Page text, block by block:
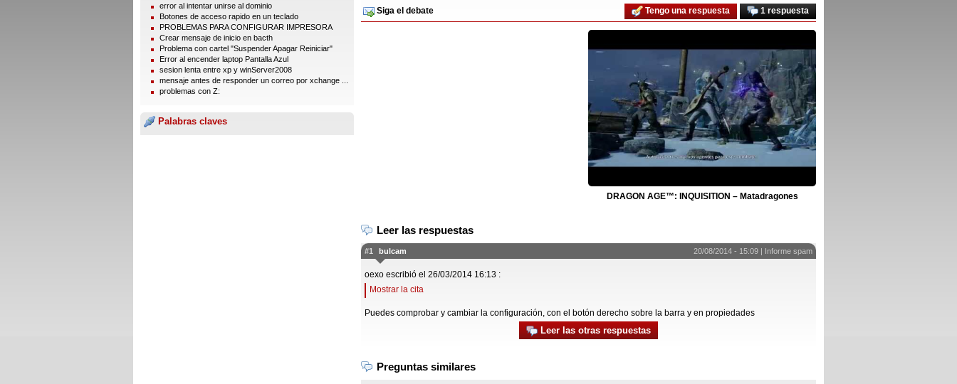
error al intentar unirse al dominio
Botones de acceso rapido en un teclado
PROBLEMAS PARA CONFIGURAR IMPRESORA
Crear mensaje de inicio en bacth
Problema con cartel "Suspender Apagar Reiniciar"
Error al encender laptop Pantalla Azul
sesion lenta entre xp y winServer2008
mensaje antes de responder un correo por xchange ...
problemas con Z:
Palabras claves
Siga el debate 1 respuesta
Tengo una respuesta
DRAGON AGE™: INQUISITION – Matadragones
Leer las respuestas
#1 bulcam 20/08/2014 - 15:09 | Informe spam
oexo escribió el 26/03/2014 16:13 :
Mostrar la cita
Puedes comprobar y cambiar la configuración, con el botón derecho sobre la barra y en propiedades
Leer las otras respuestas
Preguntas similares